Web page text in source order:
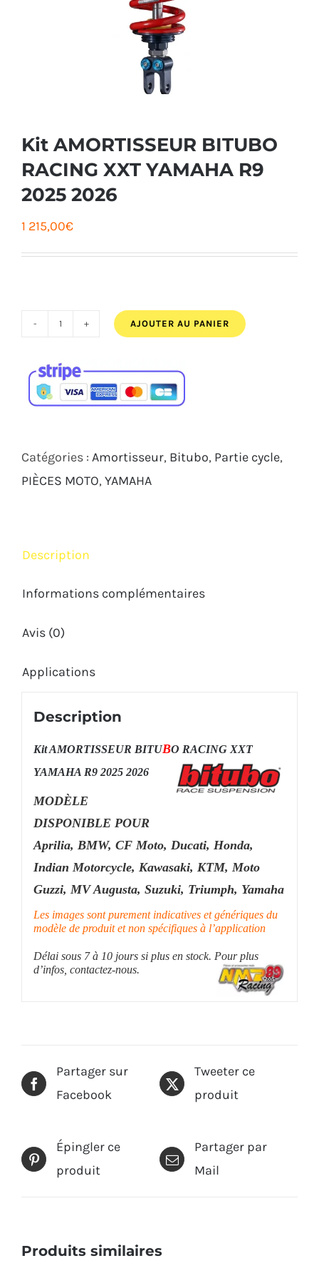
Kit AMORTISSEUR BITUBO
RACING XXT YAMAHA R9
2025 2026
1 215,00€
quantité
Kit
AMORTISSEUR
2026
AJOUTER AU PANIER
Catégories : Amortisseur Bitubo Partie cycle
PIÈCES MOTO YAMAHA
Description
Informations complémentaires
Avis (0)
Applications
Description
Kit AMORTISSEUR BITUBO RACING XXT
YAMAHA R9 2025 2026
MODÈLE
DISPONIBLE POUR
Aprilia, BMW, CF Moto, Ducati, Honda,
Indian Motorcycle, Kawasaki, KTM, Moto
Guzzi, MV Augusta, Suzuki, Triumph, Yamaha
Les images sont purement indicatives et génériques du
modèle de produit et non spécifiques à l’application
Délai sous 7 à 10 jours
si plus en stock. Pour plus
d’infos, contactez-nous.
Partager sur
Facebook
Tweeter ce
produit
Épingler ce
produit
Partager par
Mail
Produits similaires